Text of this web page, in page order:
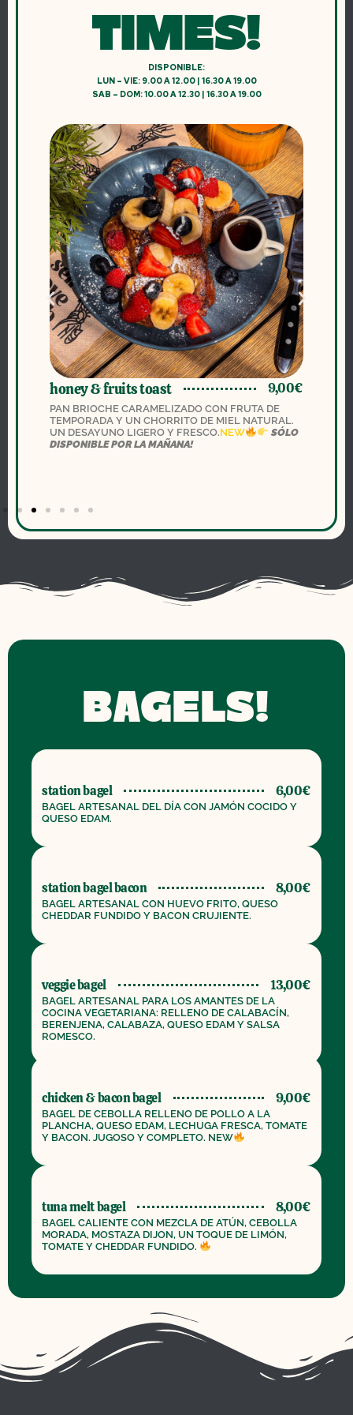
TIMES!
DISPONIBLE:
LUN – VIE: 9.00 A 12.00 | 16.30 A 19.00
SAB – DOM: 10.00 A 12.30 | 16.30 A 19.00
honey & fruits toast 9,00€
PAN BRIOCHE CARAMELIZADO CON FRUTA DE
TEMPORADA Y UN CHORRITO DE MIEL NATURAL.
UN DESAYUNO LIGERO Y FRESCO.NEW
SÓLO
DISPONIBLE POR LA MAÑANA!
BAGELS!
station bagel 6,00€
BAGEL ARTESANAL DEL DÍA CON JAMÓN COCIDO Y
QUESO EDAM.
station bagel bacon 8,00€
BAGEL ARTESANAL CON HUEVO FRITO, QUESO
CHEDDAR FUNDIDO Y BACON CRUJIENTE.
veggie bagel 13,00€
BAGEL ARTESANAL PARA LOS AMANTES DE LA
COCINA VEGETARIANA: RELLENO DE CALABACÍN,
BERENJENA, CALABAZA, QUESO EDAM Y SALSA
ROMESCO.
chicken & bacon bagel 9,00€
BAGEL DE CEBOLLA RELLENO DE POLLO A LA
PLANCHA, QUESO EDAM, LECHUGA FRESCA, TOMATE
Y BACON. JUGOSO Y COMPLETO. NEW
tuna melt bagel 8,00€
BAGEL CALIENTE CON MEZCLA DE ATÚN, CEBOLLA
MORADA, MOSTAZA DIJON, UN TOQUE DE LIMÓN,
TOMATE Y CHEDDAR FUNDIDO.